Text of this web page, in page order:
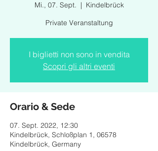
Mi., 07. Sept.
  |
Kindelbrück
Private Veranstaltung
I biglietti non sono in vendita
Scopri gli altri eventi
Orario & Sede
07. Sept. 2022, 12:30
Kindelbrück, Schloßplan 1, 06578
Kindelbrück, Germany